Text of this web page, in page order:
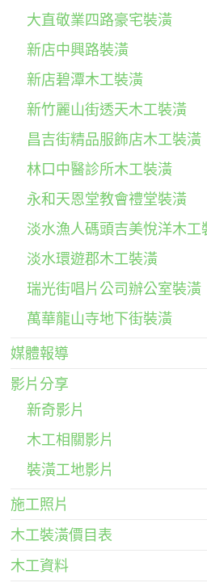
大直敬業四路豪宅裝潢
新店中興路裝潢
新店碧潭木工裝潢
新竹麗山街透天木工裝潢
昌吉街精品服飾店木工裝潢
林口中醫診所木工裝潢
永和天恩堂教會禮堂裝潢
淡水漁人碼頭吉美悅洋木工
淡水環遊郡木工裝潢
瑞光街唱片公司辦公室裝潢
萬華龍山寺地下街裝潢
媒體報導
影片分享
新奇影片
木工相關影片
裝潢工地影片
施工照片
木工裝潢價目表
木工資料